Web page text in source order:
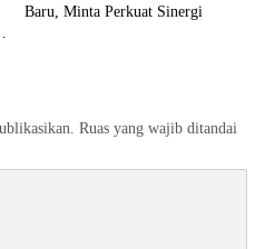
Baru, Minta Perkuat Sinergi
Ruas yang wajib ditandai